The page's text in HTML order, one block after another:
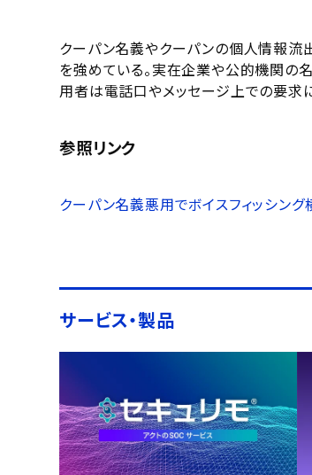
クーパン名義やクーパンの個人情報流
を強めている。実在企業や公的機関の
用者は電話口やメッセージ上での要求
参照リンク
クーパン名義悪用でボイスフィッシン
サービス・製品